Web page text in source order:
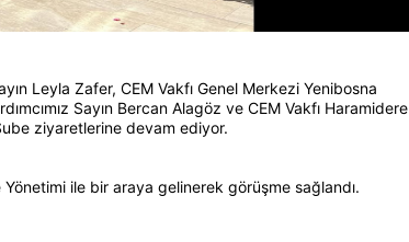
Leyla Zafer, CEM Vakfı Genel Merkezi Yenibosna
Sayın Bercan Alagöz ve CEM Vakfı Haramidere
ziyaretlerine devam ediyor.
Yönetimi ile bir araya gelinerek görüşme sağlandı.